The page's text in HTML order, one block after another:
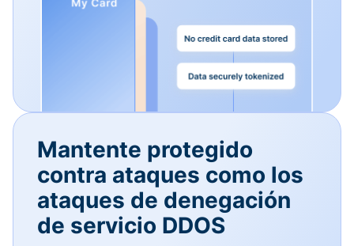
Mantente protegido
contra ataques como los
ataques de denegación
de servicio DDOS